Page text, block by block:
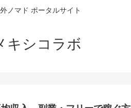
ノマド ポータルサイト
キシコラボ